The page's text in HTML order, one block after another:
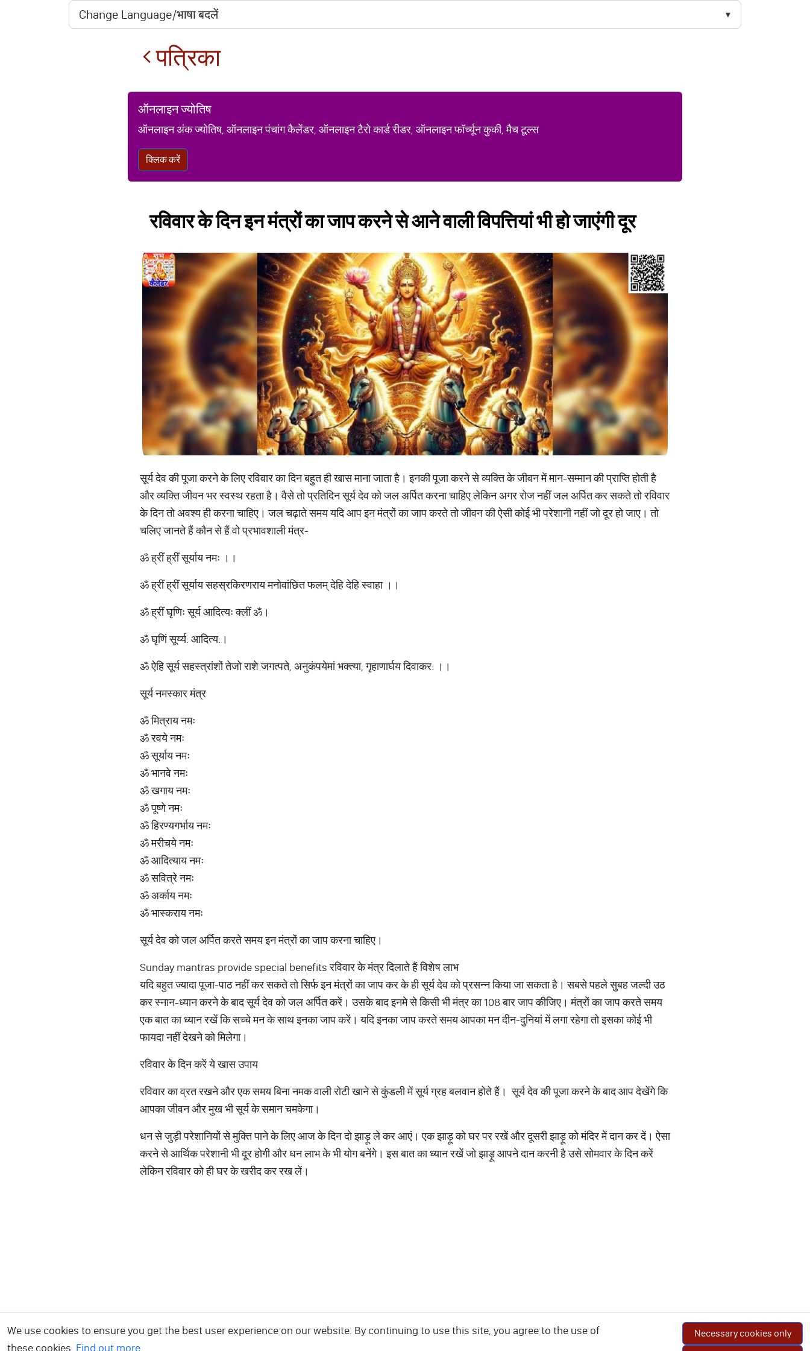
पत्रिका
ऑनलाइन ज्योतिष
ऑनलाइन अंक ज्योतिष, ऑनलाइन पंचांग कैलेंडर, ऑनलाइन टैरो कार्ड रीडर, ऑनलाइन फॉर्च्यून कुकी, मैच टूल्स
क्लिक करें
रविवार के दिन इन मंत्रों का जाप करने से आने वाली विपत्तियां भी हो जाएंगी दूर
सूर्य देव की पूजा करने के लिए रविवार का दिन बहुत ही खास माना जाता है। इनकी पूजा करने से व्यक्ति के जीवन में मान-सम्मान की प्राप्ति होती है
और व्यक्ति जीवन भर स्वस्थ रहता है। वैसे तो प्रतिदिन सूर्य देव को जल अर्पित करना चाहिए लेकिन अगर रोज नहीं जल अर्पित कर सकते तो रविवार
के दिन तो अवश्य ही करना चाहिए। जल चढ़ाते समय यदि आप इन मंत्रों का जाप करते तो जीवन की ऐसी कोई भी परेशानी नहीं जो दूर हो जाए। तो
चलिए जानते हैं कौन से हैं वो प्रभावशाली मंत्र-
ॐ ह्रीं ह्रीं सूर्याय नमः ।।
ॐ ह्रीं ह्रीं सूर्याय सहस्रकिरणराय मनोवांछित फलम् देहि देहि स्वाहा ।।
ॐ ह्रीं घृणिः सूर्य आदित्यः क्लीं ॐ।
ॐ घृ‍णिं सूर्य्य: आदित्य:।
ॐ ऐहि सूर्य सहस्त्रांशों तेजो राशे जगत्पते, अनुकंपयेमां भक्त्या, गृहाणार्घय दिवाकर: ।।
सूर्य नमस्कार मंत्र
ॐ मित्राय नमः
ॐ रवये नमः
ॐ सूर्याय नमः
ॐ भानवे नमः
ॐ खगाय नमः
ॐ पूष्णे नमः
ॐ हिरण्यगर्भाय नमः
ॐ मरीचये नमः
ॐ आदित्याय नमः
ॐ सवित्रे नमः
ॐ अर्काय नमः
ॐ भास्कराय नमः
सूर्य देव को जल अर्पित करते समय इन मंत्रों का जाप करना चाहिए।
Sunday mantras provide special benefits रविवार के मंत्र दिलाते हैं विशेष लाभ
यदि बहुत ज्यादा पूजा-पाठ नहीं कर सकते तो सिर्फ इन मंत्रों का जाप कर के ही सूर्य देव को प्रसन्न किया जा सकता है। सबसे पहले सुबह जल्दी उठ
कर स्नान-ध्यान करने के बाद सूर्य देव को जल अर्पित करें। उसके बाद इनमे से किसी भी मंत्र का 108 बार जाप कीजिए। मंत्रों का जाप करते समय
एक बात का ध्यान रखें कि सच्चे मन के साथ इनका जाप करें। यदि इनका जाप करते समय आपका मन दीन-दुनियां में लगा रहेगा तो इसका कोई भी
फायदा नहीं देखने को मिलेगा।
रविवार के दिन करें ये खास उपाय
रविवार का व्रत रखने और एक समय बिना नमक वाली रोटी खाने से कुंडली में सूर्य ग्रह बलवान होते हैं। सूर्य देव की पूजा करने के बाद आप देखेंगे कि
आपका जीवन और मुख भी सूर्य के समान चमकेगा।
धन से जुड़ी परेशानियों से मुक्ति पाने के लिए आज के दिन दो झाड़ू ले कर आएं। एक झाड़ू को घर पर रखें और दूसरी झाड़ू को मंदिर में दान कर दें। ऐसा
करने से आर्थिक परेशानी भी दूर होगी और धन लाभ के भी योग बनेंगे। इस बात का ध्यान रखें जो झाड़ू आपने दान करनी है उसे सोमवार के दिन करें
लेकिन रविवार को ही घर के खरीद कर रख लें।
We use cookies to ensure you get the best user experience on our website. By continuing to use this site, you agree to the use of
these cookies. Find out more
Necessary cookies only